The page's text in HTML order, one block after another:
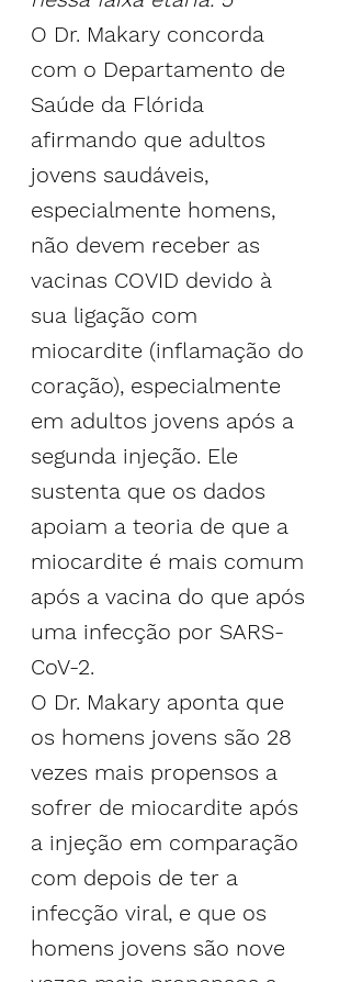
O Dr. Makary concorda
com o Departamento de
Saúde da Flórida
afirmando que adultos
jovens saudáveis,
especialmente homens,
não devem receber as
vacinas COVID devido à
sua ligação com
miocardite (inflamação do
coração), especialmente
em adultos jovens após a
segunda injeção. Ele
sustenta que os dados
apoiam a teoria de que a
miocardite é mais comum
após a vacina do que após
uma infecção por SARS-
CoV-2.
O Dr. Makary aponta que
os homens jovens são 28
vezes mais propensos a
sofrer de miocardite após
a injeção em comparação
com depois de ter a
infecção viral, e que os
homens jovens são nove